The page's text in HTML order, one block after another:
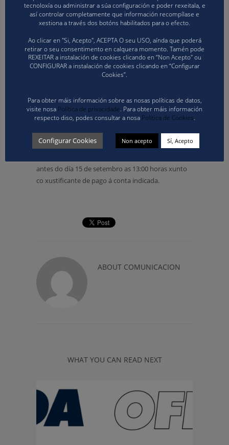
Díaz, nº1, en A Coruña.
Prezo:35,00€ por asistente para ao curso de
electrónica
Para consultar toda a información sobre o Curso de
Anotador/Acta electrónica pode facer click na
Para formalizar a inscrición en calquera das
modalidades, débese enviar o modelo G-13 II que
se atopa publicado no apartado de descargas de
FGVb, e envialo cumprimentado a conta de correo
antes do día 15 de setembro as 13:00 horas xunto
co xustificante de pago á conta indicada.
ABOUT COMUNICACION
WHAT YOU CAN READ NEXT
tecnoloxía ou administrar a súa configuración e poder rexeitala, e
así controlar completamente que información recompílase e
xestiona a través dos botóns habilitados para o efecto.
Ao clicar en "Si, Acepto", ACEPTA O seu USO, aínda que poderá
retirar o seu consentimento en calquera momento. Tamén pode
REXEITAR a instalación de cookies clicando en “Non Acepto" ou
CONFIGURAR a instalación de cookies clicando en “Configurar
Cookies”.
Para obter máis información sobre as nosas políticas de datos,
visite nosa Política de privacidade. Para obter máis información
respecto diso, podes consultar a nosa Política de Cookies.
Configurar Cookies Non acepto Sí, Acepto